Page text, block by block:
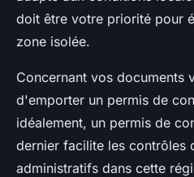
doit être votre priorité pour
zone isolée.
Concernant vos documents
d'emporter un permis de
idéalement, un permis de
dernier facilite les contrôles
administratifs dans cette